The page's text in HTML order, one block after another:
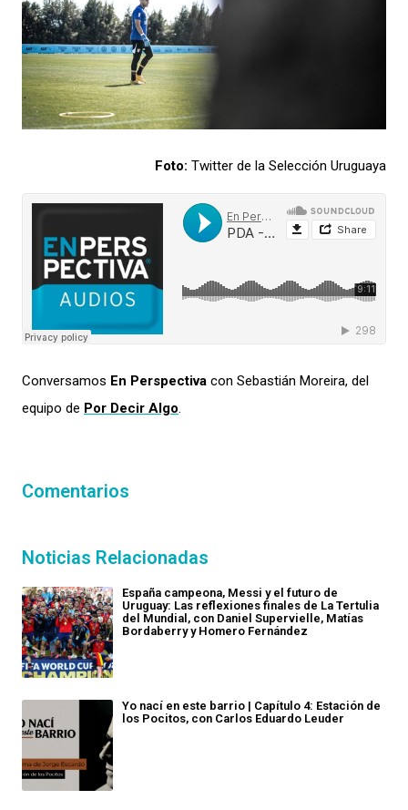
Foto: Twitter de la Selección Uruguaya
Conversamos En Perspectiva con Sebastián Moreira, del
equipo de Por Decir Algo.
Comentarios
Noticias Relacionadas
España campeona, Messi y el futuro de
Uruguay: Las reflexiones finales de La Tertulia
del Mundial, con Daniel Supervielle, Matías
Bordaberry y Homero Fernández
Yo nací en este barrio | Capítulo 4: Estación de
los Pocitos, con Carlos Eduardo Leuder